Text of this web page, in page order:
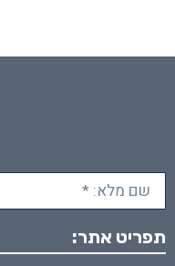
תפריט אתר: